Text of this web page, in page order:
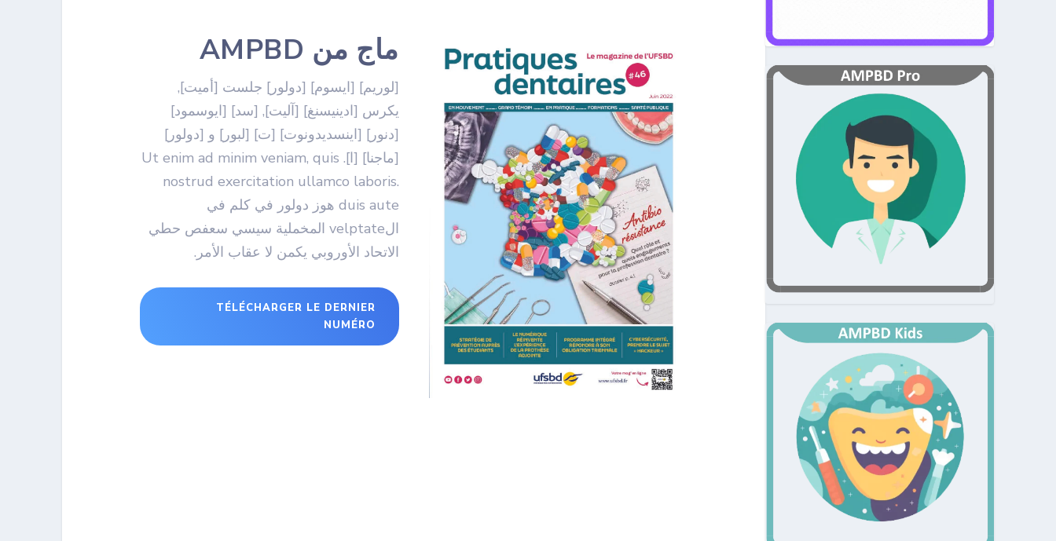
ماج من AMPBD
[لوريم] [ايسوم] [دولور] جلست [أميت],
يكرس [ادينيسنغ] [آليت], [سد] [ايوسمود]
[دنور] [اينسديدونوت] [ت] [لبور] و [دولور]
[ماجنا] [ا]. Ut enim ad minim veniam, quis
nostrud exercitation ullamco laboris.
duis aute هوز دولور في كلم في
الvelptate المخملية سيسي سعفص حطي
الاتحاد الأوروبي يكمن لا عقاب الأمر.
TÉLÉCHARGER LE DERNIER
NUMÉRO